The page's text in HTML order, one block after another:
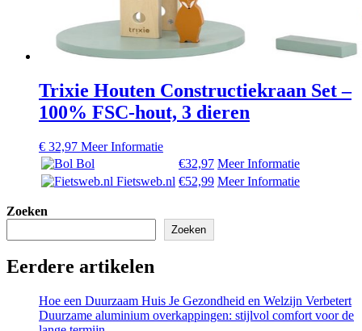
Trixie Houten Constructiekraan Set –
100% FSC-hout, 3 dieren
€ 32,97 Meer Informatie
Bol
€32,97 Meer Informatie
Fietsweb.nl €52,99 Meer Informatie
Zoeken
Zoeken
Eerdere artikelen
Hoe een Duurzaam Huis Je Gezondheid en Welzijn Verbetert
Duurzame aluminium overkappingen: stijlvol comfort voor de